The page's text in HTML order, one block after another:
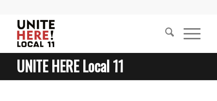
UNITE HERE Local 11